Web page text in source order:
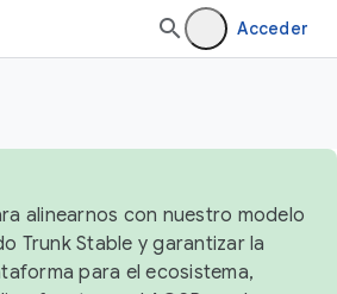
Acceder
alinearnos con nuestro modelo
Trunk Stable y garantizar la
para el ecosistema,